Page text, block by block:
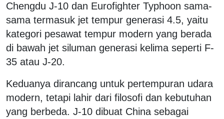
Chengdu J-10 dan Eurofighter Typhoon sama-
sama termasuk jet tempur generasi 4.5, yaitu
kategori pesawat tempur modern yang berada
di bawah jet siluman generasi kelima seperti F-
35 atau J-20.
Keduanya dirancang untuk pertempuran udara
modern, tetapi lahir dari filosofi dan kebutuhan
yang berbeda. J-10 dibuat China sebagai